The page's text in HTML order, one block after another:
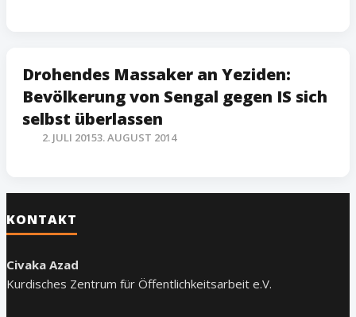
Drohendes Massaker an Yeziden:
Bevölkerung von Sengal gegen IS sich
selbst überlassen
2. JULI 20153. AUGUST 2014
KONTAKT
Civaka Azad
Kurdisches Zentrum für Öffentlichkeitsarbeit e.V.